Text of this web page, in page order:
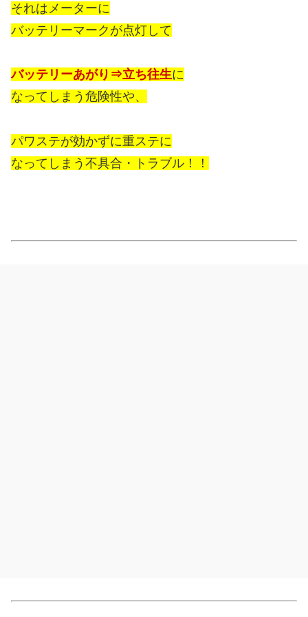
それはメーターに
バッテリーマークが点灯して
バッテリーあがり⇒立ち往生に
なってしまう危険性や、
パワステが効かずに重ステに
なってしまう不具合・トラブル！！